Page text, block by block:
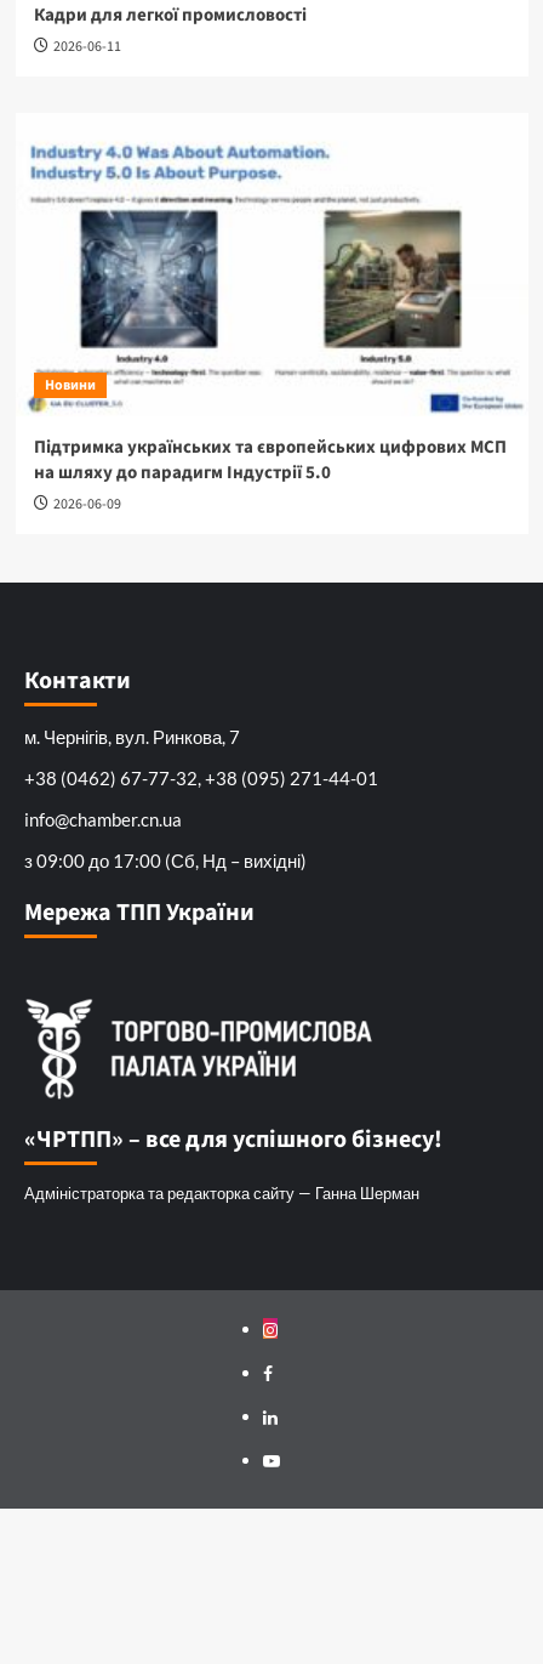
Кадри для легкої промисловості
2026-06-11
Новини
Підтримка українських та європейських цифрових МСП
на шляху до парадигм Індустрії 5.0
2026-06-09
Контакти
м. Чернігів, вул. Ринкова, 7
+38 (0462) 67-77-32, +38 (095) 271-44-01
info@chamber.cn.ua
з 09:00 до 17:00 (Сб, Нд – вихідні)
Мережа ТПП України
«ЧРТПП» – все для успішного бізнесу!
Адміністраторка та редакторка сайту — Ганна Шерман